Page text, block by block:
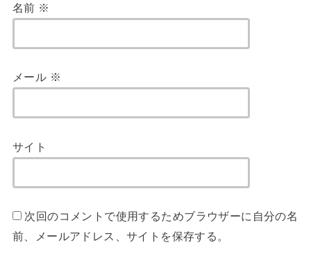
名前 ※
メール ※
サイト
次回のコメントで使用するためブラウザーに自分の名
前、メールアドレス、サイトを保存する。